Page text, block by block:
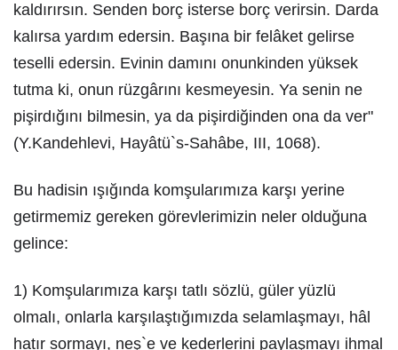
kaldırırsın. Senden borç isterse borç verirsin. Darda
kalırsa yardım edersin. Başına bir felâket gelirse
teselli edersin. Evinin damını onunkinden yüksek
tutma ki, onun rüzgârını kesmeyesin. Ya senin ne
pişirdığını bilmesin, ya da pişirdiğinden ona da ver"
(Y.Kandehlevi, Hayâtü`s-Sahâbe, III, 1068).
Bu hadisin ışığında komşularımıza karşı yerine
getirmemiz gereken görevlerimizin neler olduğuna
gelince:
1) Komşularımıza karşı tatlı sözlü, güler yüzlü
olmalı, onlarla karşılaştığımızda selamlaşmayı, hâl
hatır sormayı, neş`e ve kederlerini paylaşmayı ihmal